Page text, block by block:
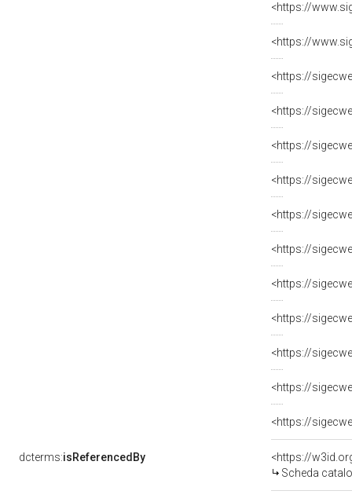
<https://
<https://
<https://
<https://
<https://
<https://
<https://
<https://
<https://
<https://
<https://
<https://
<https://
dcterms:isReferencedBy
<https://
Scheda